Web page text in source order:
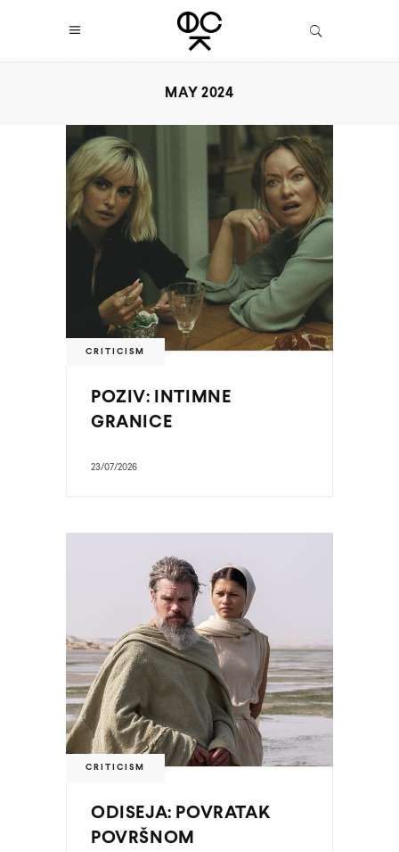
MAY 2024
CRITICISM
POZIV: INTIMNE
GRANICE
23/07/2026
CRITICISM
ODISEJA: POVRATAK
POVRŠNOM